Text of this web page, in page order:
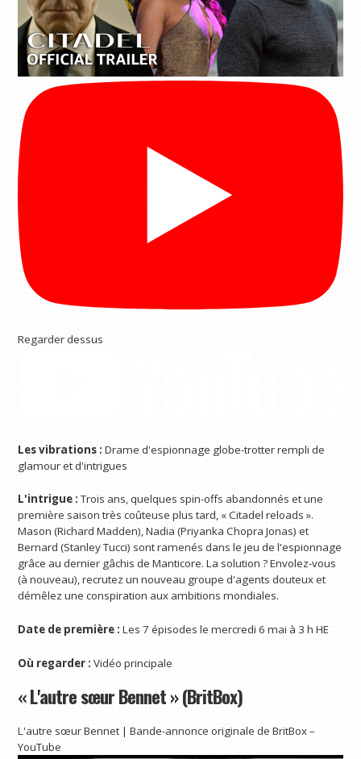
Regarder dessus
Les vibrations : Drame d'espionnage globe-trotter rempli de
glamour et d'intrigues
L'intrigue :Trois ans, quelques spin-offs abandonnés et une
première saison très coûteuse plus tard, « Citadel reloads ».
Mason (Richard Madden), Nadia (Priyanka Chopra Jonas) et
Bernard (Stanley Tucci) sont ramenés dans le jeu de l'espionnage
grâce au dernier gâchis de Manticore. La solution ? Envolez-vous
(à nouveau), recrutez un nouveau groupe d'agents douteux et
démêlez une conspiration aux ambitions mondiales.
Date de première : Les 7 épisodes le mercredi 6 mai à 3 h HE
Où regarder :Vidéo principale
« L'autre sœur Bennet » (BritBox)
L'autre sœur Bennet | Bande-annonce originale de BritBox –
YouTube